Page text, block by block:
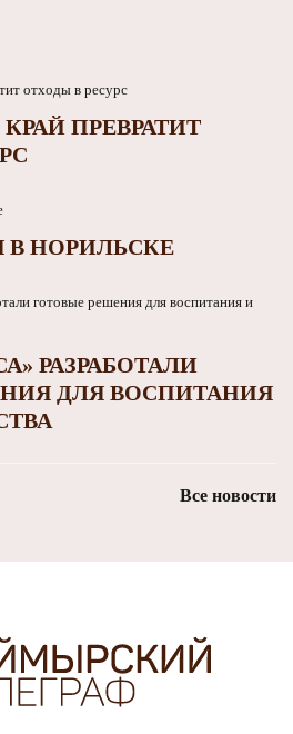
ПРЕВРАТИТ
В НОРИЛЬСКЕ
РАЗРАБОТАЛИ
ДЛЯ ВОСПИТАНИЯ
Все новости